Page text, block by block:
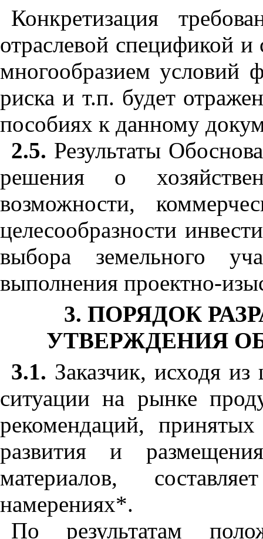
Конкретизация
отраслевой спецификой
многообразием условий
риска и т.п. будет
пособиях к данному
2.5. Результаты
решения о
возможности,
целесообразности
выбора земельного
выполнения проектно-
3. ПОРЯДОК
УТВЕРЖДЕНИЯ
3.1. Заказчик, исходя
ситуации на рынке
рекомендаций,
развития и
материалов,
намерениях*.
По результатам